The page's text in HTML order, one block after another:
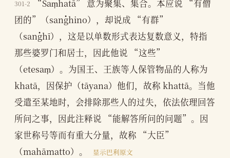
301-2
“Saṃhatā” 意为聚集、集合。本应说 “有僧
团的”（saṅghino），却说成 “有群”
（saṅghī），这是以单数形式表达复数意义，特指
那些婆罗门和居士，因此他说 “这些”
（etesaṃ）。为国王、王族等人保管物品的人称为
khatā，因保护（tāyana）他们，故称 khattā。当他
受遣至某地时，会排除那些人的过失，依法依理回答
所问之事，因此注释说 “能解答所问的问题”。因
家世称号等而有重大分量，故称 “大臣”
（mahāmatto）。
显示巴利原文